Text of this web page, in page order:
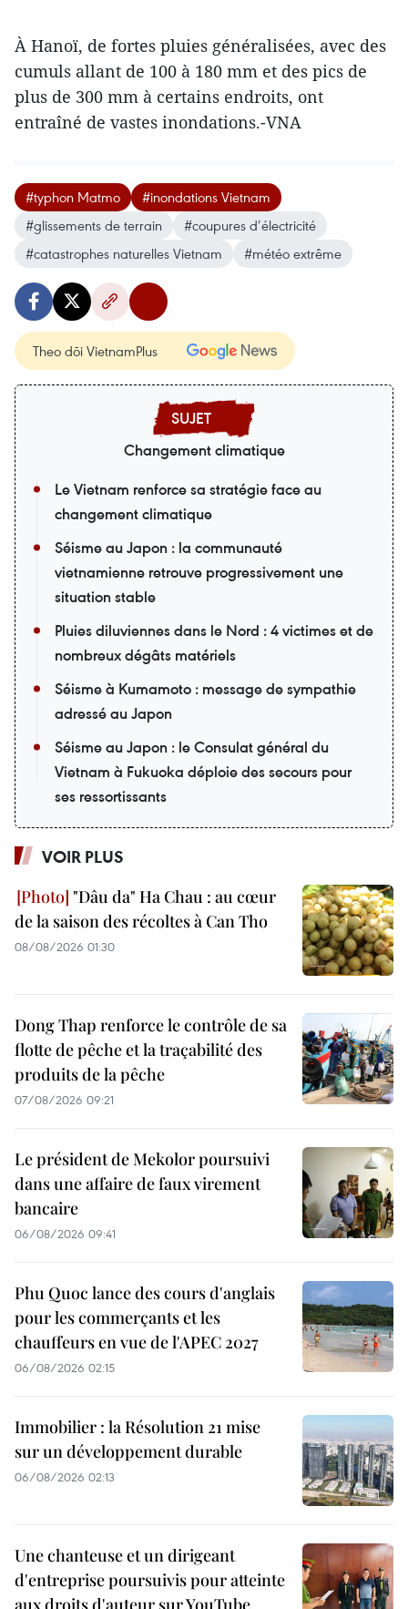
À Hanoï, de fortes pluies généralisées, avec des
cumuls allant de 100 à 180 mm et des pics de
plus de 300 mm à certains endroits, ont
entraîné de vastes inondations.-VNA
#typhon Matmo
#inondations Vietnam
#glissements de terrain
#coupures d’électricité
#catastrophes naturelles Vietnam
#météo extrême
Theo dõi VietnamPlus
Changement climatique
Le Vietnam renforce sa stratégie face au
changement climatique
Séisme au Japon : la communauté
vietnamienne retrouve progressivement une
situation stable
Pluies diluviennes dans le Nord : 4 victimes et de
nombreux dégâts matériels
Séisme à Kumamoto : message de sympathie
adressé au Japon
Séisme au Japon : le Consulat général du
Vietnam à Fukuoka déploie des secours pour
ses ressortissants
VOIR PLUS
"Dâu da" Ha Chau : au cœur
de la saison des récoltes à Can Tho
08/08/2026 01:30
Dong Thap renforce le contrôle de sa
flotte de pêche et la traçabilité des
produits de la pêche
07/08/2026 09:21
Le président de Mekolor poursuivi
dans une affaire de faux virement
bancaire
06/08/2026 09:41
Phu Quoc lance des cours d'anglais
pour les commerçants et les
chauffeurs en vue de l'APEC 2027
06/08/2026 02:15
Immobilier : la Résolution 21 mise
sur un développement durable
06/08/2026 02:13
Une chanteuse et un dirigeant
d'entreprise poursuivis pour atteinte